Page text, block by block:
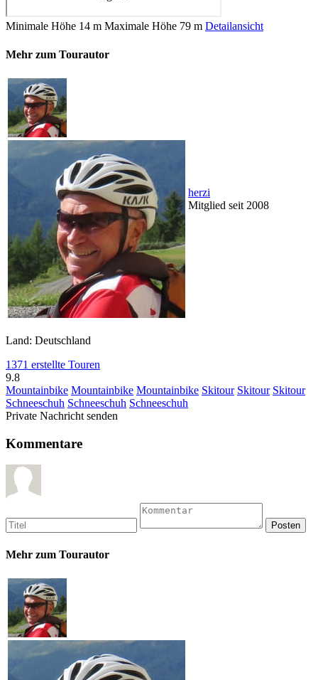
Minimale Höhe 14 m Maximale Höhe 79 m Detailansicht
Mehr zum Tourautor
herzi
Mitglied seit 2008
Land: Deutschland
1371 erstellte Touren
9.8
Mountainbike Mountainbike Mountainbike Skitour Skitour Skitour
Schneeschuh Schneeschuh Schneeschuh
Private Nachricht senden
Kommentare
Mehr zum Tourautor